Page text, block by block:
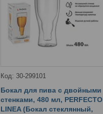
30-299101
Бокал для пива с двойными
стенками, 480 мл, PERFECTO
LINEA (Бокал стеклянный,